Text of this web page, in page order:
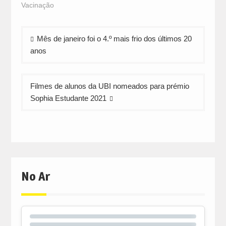
new
Vacinação
Navegação
de
Mês de janeiro foi o 4.º mais frio dos últimos 20
anos
Filmes de alunos da UBI nomeados para prémio
Sophia Estudante 2021
No Ar